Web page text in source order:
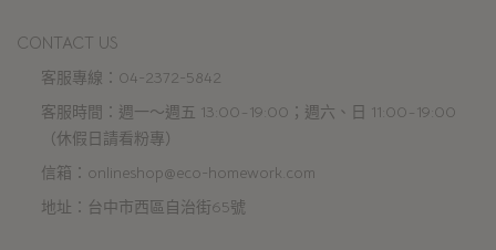
CONTACT US
客服專線：04-2372-5842
客服時間：週一～週五 13:00~19:00；週六、日 11:00~19:00
（休假日請看粉專）
信箱：onlineshop@eco-homework.com
地址：台中市西區自治街65號